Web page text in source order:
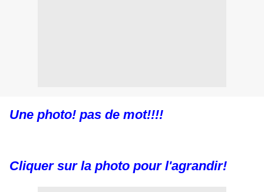
Une photo! pas de mot!!!!
Cliquer sur la photo pour l'agrandir!